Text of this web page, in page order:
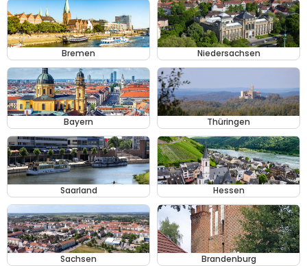
Bremen Niedersachsen
Bayern Thüringen
Saarland Hessen
Sachsen Brandenburg